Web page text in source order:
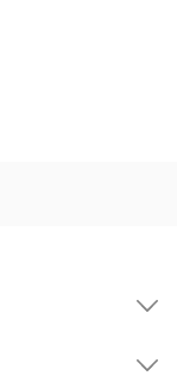
cor rubi
taninos